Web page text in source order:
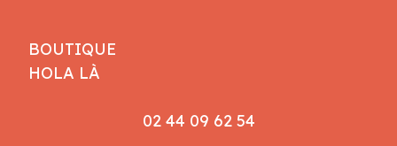
BOUTIQUE
HOLA LÀ
02 44 09 62 54